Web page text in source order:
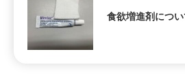
食欲増進剤につい